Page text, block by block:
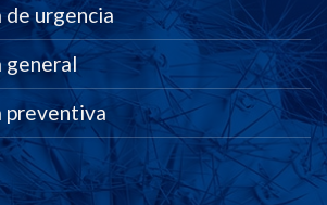
urgencia
preventiva